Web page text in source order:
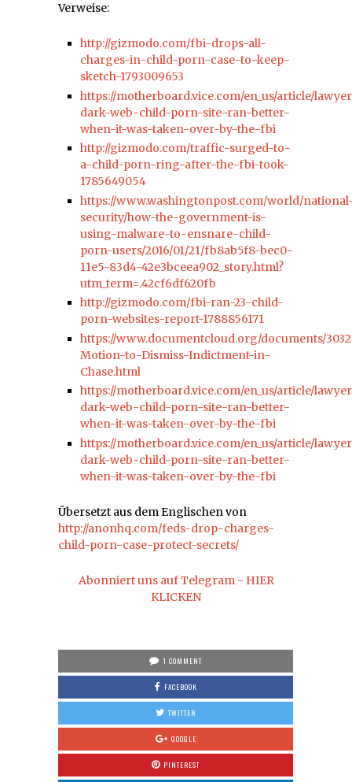
Verweise:
http://gizmodo.com/fbi-drops-all-
charges-in-child-porn-case-to-keep-
sketch-1793009653
https://motherboard.vice.com/en_us/article/
dark-web-child-porn-site-ran-better-
when-it-was-taken-over-by-the-fbi
http://gizmodo.com/traffic-surged-to-
a-child-porn-ring-after-the-fbi-took-
1785649054
https://www.washingtonpost.com/world/
security/how-the-government-is-
using-malware-to-ensnare-child-
porn-users/2016/01/21/fb8ab5f8-bec0-
11e5-83d4-42e3bceea902_story.html?
utm_term=.42cf6df620fb
http://gizmodo.com/fbi-ran-23-child-
porn-websites-report-1788856171
https://www.documentcloud.org/documents/
Motion-to-Dismiss-Indictment-in-
Chase.html
https://motherboard.vice.com/en_us/article/
dark-web-child-porn-site-ran-better-
when-it-was-taken-over-by-the-fbi
https://motherboard.vice.com/en_us/article/
dark-web-child-porn-site-ran-better-
when-it-was-taken-over-by-the-fbi
Übersetzt aus dem Englischen von
http://anonhq.com/feds-drop-charges-
child-porn-case-protect-secrets/
Abonniert uns auf Telegram - HIER
KLICKEN
1 COMMENT
FACEBOOK
TWITTER
GOOGLE
PINTEREST